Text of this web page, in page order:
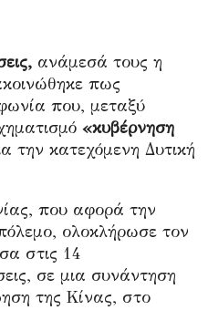
ανάμεσά τους η
πως
που, μεταξύ
«κυβέρνηση
την κατεχόμενη Δυτική
που αφορά την
ολοκλήρωσε τον
στις 14
σε μια συνάντηση
της Κίνας, στο